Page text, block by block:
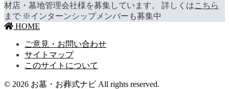
材店・墓地管理会社様を募集しています。 詳しくはこちら
まで ※インターンシップメンバーも募集中
HOME
ご意見・お問い合わせ
サイトマップ
このサイトについて
© 2026 お墓・お葬式ナビ All rights reserved.